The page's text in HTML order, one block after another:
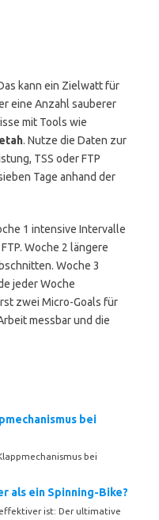
kann ein Zielwatt für
eine Anzahl sauberer
mit Tools wie
. Nutze die Daten zur
TSS oder FTP
Tage anhand der
1 intensive Intervalle
Woche 2 längere
Woche 3
jeder Woche
zwei Micro-Goals für
messbar und die
bei
bei
als ein Spinning-Bike?
ist: Der ultimative